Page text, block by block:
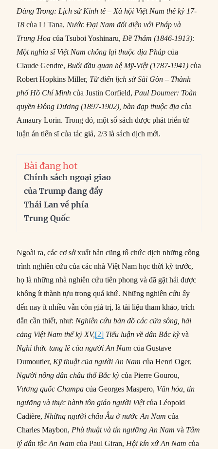
Đàng Trong: Lịch sử Kinh tế – Xã hội Việt Nam thế kỷ 17-
18 của Li Tana, Nước Đại Nam đối diện với Pháp và
Trung Hoa của Tsuboi Yoshinaru,Đề Thám (1846-1913):
Một nghĩa sĩ Việt Nam chống lại thuộc địa Pháp của
Claude Gendre, Buổi đầu quan hệ Mỹ-Việt (1787-1941) của
Robert Hopkins Miller, Từ điển lịch sử Sài Gòn – Thành
phố Hồ Chí Minh của Justin Corfield, Paul Doumer: Toàn
quyền Đông Dương (1897-1902), bàn đạp thuộc địa của
Amaury Lorin. Trong đó, một số sách được phát triển từ
luận án tiến sĩ của tác giả, 2/3 là sách dịch mới.
Bài đang hot
Chính sách ngoại giao
của Trump đang đẩy
Thái Lan về phía
Trung Quốc
Ngoài ra, các cơ sở xuất bản cũng tổ chức dịch những công
trình nghiên cứu của các nhà Việt Nam học thời kỳ trước,
họ là những nhà nghiên cứu tiên phong và đã gặt hái được
không ít thành tựu trong quá khứ. Những nghiên cứu ấy
đến nay ít nhiều vẫn còn giá trị, là tài liệu tham khảo, trích
dẫn cần thiết, như: Nghiên cứu bản đồ các cửa sông, hải
cảng Việt Nam thế kỷ XV,[2] Tiểu luận về dân Bắc kỳ và
Nghi thức tang lễ của người An Nam của Gustave
Dumoutier, Kỹ thuật của người An Namcủa Henri Oger,
Người nông dân châu thổ Bắc kỳ của Pierre Gourou,
Vương quốc Champacủa Georges Maspero, Văn hóa, tín
ngưỡng và thực hành tôn giáo người Việtcủa Léopold
Cadière, Những người châu Âu ở nước An Nam của
Charles Maybon, Phù thuật và tín ngưỡng An Namvà Tâm
lý dân tộc An Nam của Paul Giran, Hội kín xứ An Namcủa